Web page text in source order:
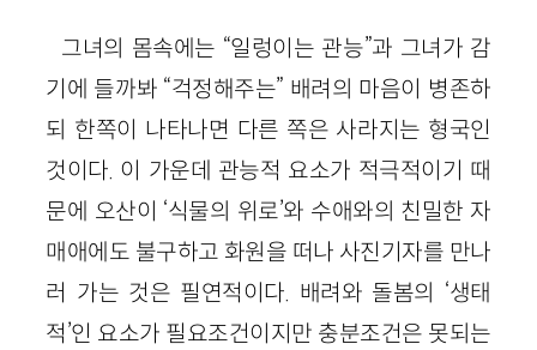
그녀의 몸속에는 “일렁이는 관능”과 그녀가 감
기에 들까봐 “걱정해주는” 배려의 마음이 병존하
되 한쪽이 나타나면 다른 쪽은 사라지는 형국인
것이다. 이 가운데 관능적 요소가 적극적이기 때
문에 오산이 ‘식물의 위로’와 수애와의 친밀한 자
매애에도 불구하고 화원을 떠나 사진기자를 만나
러 가는 것은 필연적이다. 배려와 돌봄의 ‘생태
적’인 요소가 필요조건이지만 충분조건은 못되는